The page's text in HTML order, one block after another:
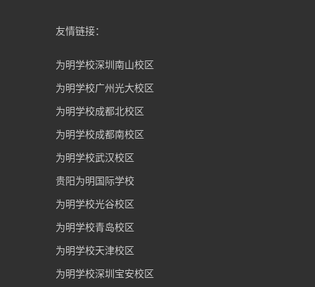
友情链接：
为明学校深圳南山校区
为明学校广州光大校区
为明学校成都北校区
为明学校成都南校区
为明学校武汉校区
贵阳为明国际学校
为明学校光谷校区
为明学校青岛校区
为明学校天津校区
为明学校深圳宝安校区